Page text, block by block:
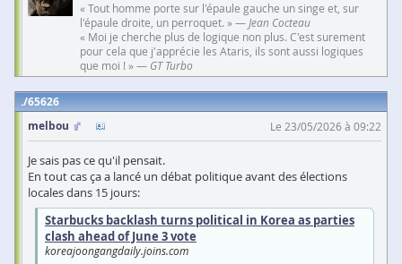
« Tout homme porte sur l'épaule gauche un singe et, sur
l'épaule droite, un perroquet. » — Jean Cocteau
« Moi je cherche plus de logique non plus. C'est surement
pour cela que j'apprécie les Ataris, ils sont aussi logiques
que moi ! » — GT Turbo
65626
melbou
Le 23/05/2026 à 09:22
Je sais pas ce qu'il pensait.
En tout cas ça a lancé un débat politique avant des élections
locales dans 15 jours:
Starbucks backlash turns political in Korea as parties
clash ahead of June 3 vote
koreajoongangdaily.joins.com